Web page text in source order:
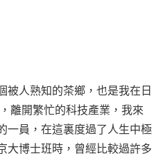
被人熟知的茶鄉，也是我在日
離開繁忙的科技產業，我來
一員，在這裏度過了人生中極
大博士班時，曾經比較過許多